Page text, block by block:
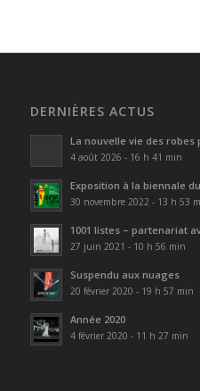
DERNIÈRES ACTUS
La nouvelle vie des robes
4 août 2026 - 16 h 41 min
Exposition à la biennale
30 novembre 2022 - 13 h 53
1001 listes – partenariat
27 juin 2021 - 10 h 56 min
Suspendu aux nuages
20 février 2020 - 19 h 57 min
Année 2020
4 février 2020 - 11 h 27 min